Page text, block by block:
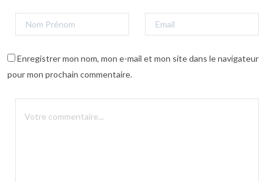
Enregistrer mon nom, mon e-mail et mon site dans le navigateur
pour mon prochain commentaire.